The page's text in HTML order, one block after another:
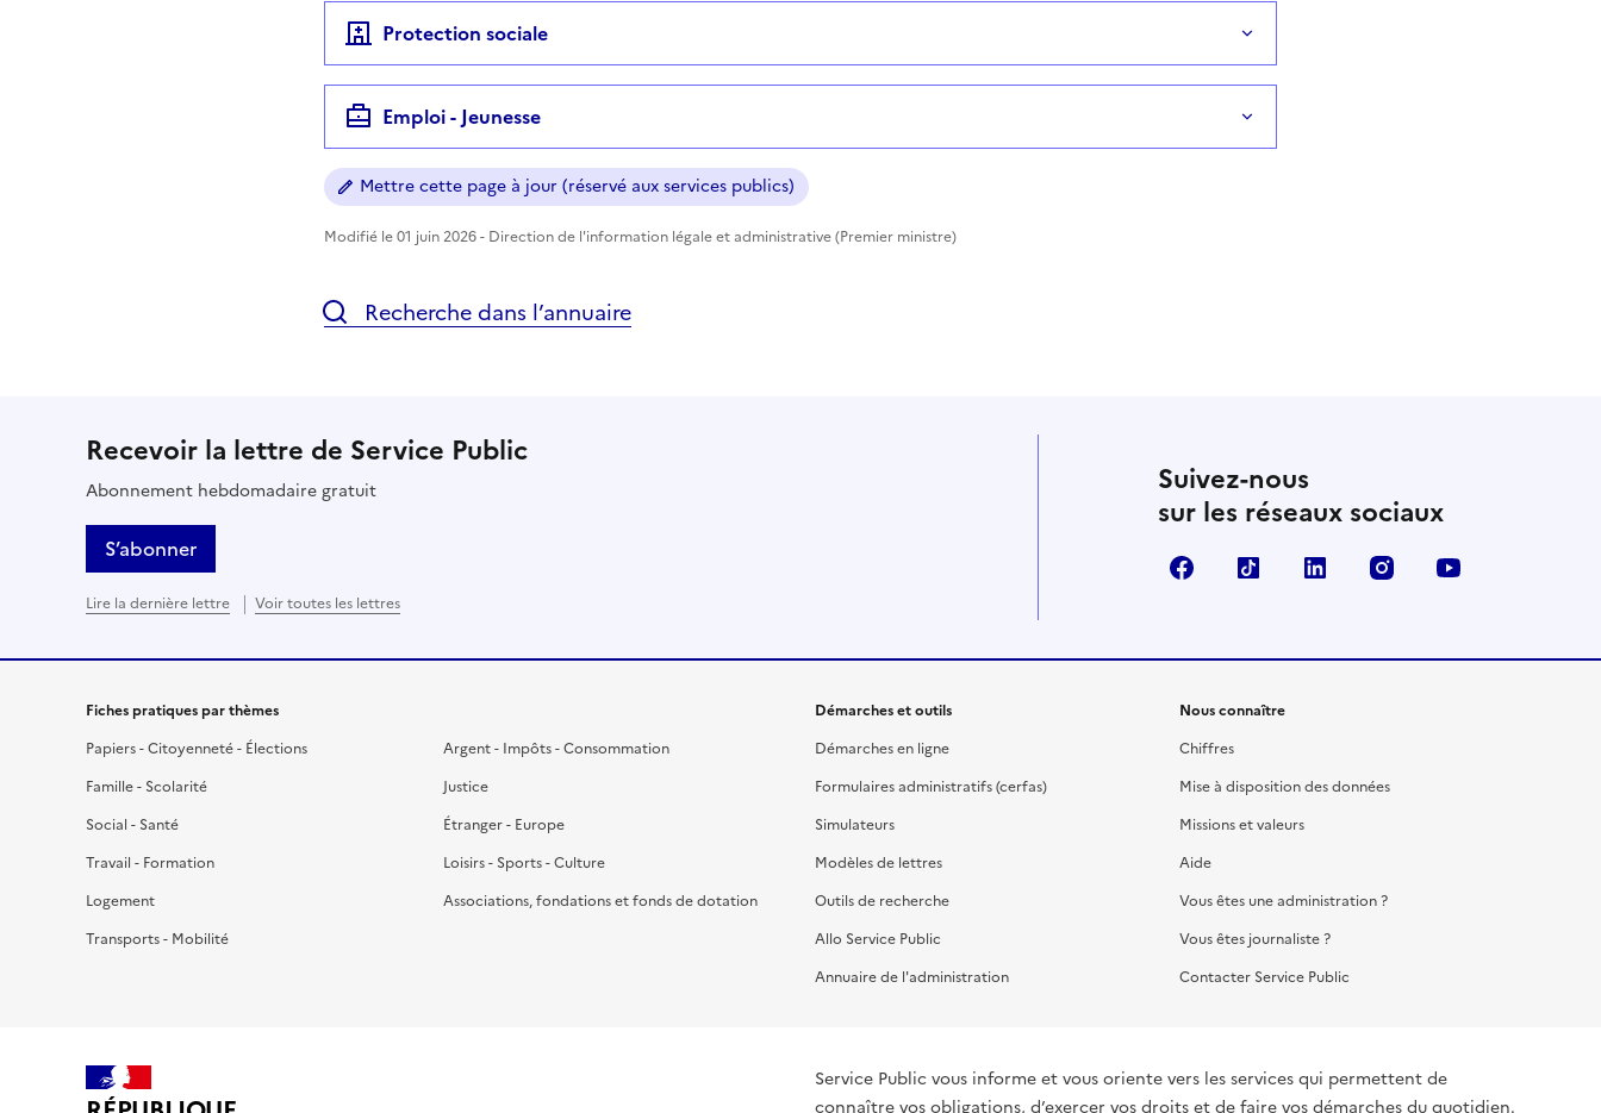
Protection sociale
Emploi - Jeunesse
Mettre cette page à jour (réservé aux services publics)
Modifié le 01 juin 2026 - Direction de l'information légale et administrative (Premier ministre)
Recherche dans l’annuaire
Recevoir la lettre de Service Public
Abonnement hebdomadaire gratuit
S’abonner
Lire la dernière lettre Voir toutes les lettres
Suivez-nous
sur les réseaux sociaux
FacebookTikTok LinkedIn Instagram
Fiches pratiques par thèmes
Papiers - Citoyenneté - Élections
Famille - Scolarité
Social - Santé
Travail - Formation
Logement
Transports - Mobilité
Argent - Impôts - Consommation
Justice
Étranger - Europe
Loisirs - Sports - Culture
Associations, fondations et fonds de dotation
Démarches et outils
Démarches en ligne
Formulaires administratifs (cerfas)
Simulateurs
Modèles de lettres
Outils de recherche
Allo Service Public
Annuaire de l'administration
Nous connaître
Chiffres
Mise à disposition des données
Missions et valeurs
Aide
Vous êtes une administration ?
Vous êtes journaliste ?
Contacter Service Public
Service Public vous informe et vous oriente vers les services qui permettent de
connaître vos obligations, d’exercer vos droits et de faire vos démarches du quotidien.